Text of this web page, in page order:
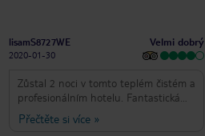
lisamS8727WE
2020-01-30
Velmi dobrý
Zůstal 2 noci v tomto teplém čistém a
profesionálním hotelu. Fantastická
poloha v půvabném, velmi
přátelském městě. Žádné stížnosti na
Přečtěte si více »